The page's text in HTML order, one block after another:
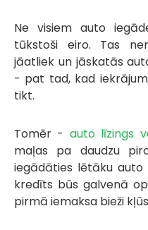
Ne visiem auto
tūkstoši eiro. Tas
jāatliek un jāskatās
- pat tad, kad
tikt.
Tomēr - auto līzings
maļas pa daudzu
iegādāties lētāku auto
kredīts būs galvenā
pirmā iemaksa bieži